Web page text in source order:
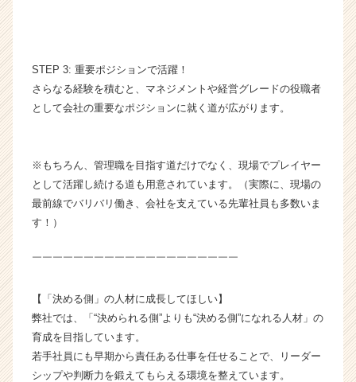
STEP 3: 重要ポジションで活躍！
さらなる経験を積むと、マネジメントや経営グレードの役職者
として会社の重要なポジションに就く道が広がります。
※もちろん、管理職を目指す道だけでなく、現場でプレイヤー
として活躍し続ける道も用意されています。（実際に、現場の
最前線でバリバリ働き、会社を支えている先輩社員も多数いま
す！）
￣￣￣￣￣￣￣￣￣￣￣￣￣￣￣￣￣￣￣￣
【「決める側」の人材に成長してほしい】
弊社では、「“決められる側”よりも“決める側”になれる人材」の
育成を目指しています。
若手社員にも早期から責任ある仕事を任せることで、リーダー
シップや判断力を鍛えてもらえる環境を整えています。